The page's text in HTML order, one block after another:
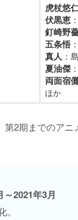
虎杖悠
伏黒恵
釘崎野
五条悟
真人 ：
夏油傑
両面宿
ほか
2期までのアニ
～2021年3月